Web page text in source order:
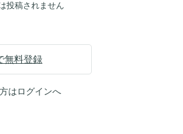
投稿されません
無料登録
はログインへ